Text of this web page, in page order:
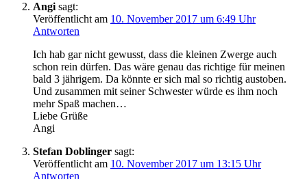
Angi sagt:
Veröffentlicht am 10. November 2017 um 6:49 Uhr
Antworten
Ich hab gar nicht gewusst, dass die kleinen Zwerge auch
schon rein dürfen. Das wäre genau das richtige für meinen
bald 3 jährigem. Da könnte er sich mal so richtig austoben.
Und zusammen mit seiner Schwester würde es ihm noch
mehr Spaß machen…
Liebe Grüße
Angi
Stefan Doblinger sagt:
Veröffentlicht am 10. November 2017 um 13:15 Uhr
Antworten